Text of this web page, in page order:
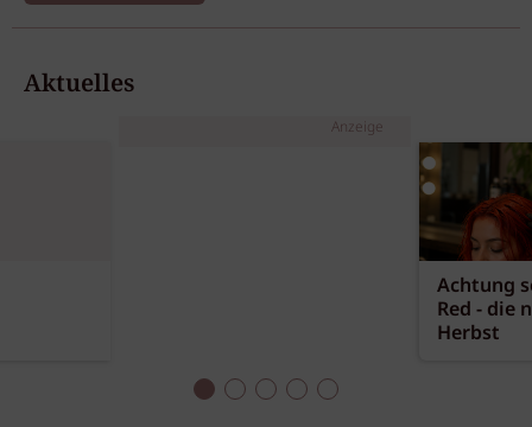
Aktuelles
Anzeige
Achtung
Red - die
Herbst